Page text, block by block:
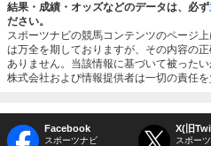
結果・成績・オッズなどのデータは、必ず
ださい。
スポーツナビの競馬コンテンツのページ
は万全を期しておりますが、その内容の
ありません。当該情報に基づいて被った
株式会社および情報提供者は一切の責任を
Facebook
スポーツナビ
X(旧
スポー